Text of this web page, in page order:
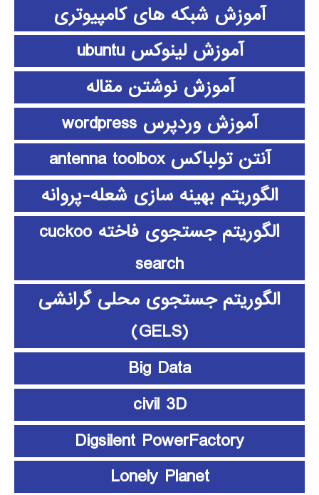
آموزش شبکه های کامپیوتری
آموزش لینوکس ubuntu
آموزش نوشتن مقاله
آموزش وردپرس wordpress
آنتن تولباکس antenna toolbox
الگوریتم بهینه سازی شعله-پروانه
الگوریتم جستجوی فاخته cuckoo
search
الگوریتم جستجوی محلی گرانشی
(GELS)
Big Data
civil 3D
Digsilent PowerFactory
Lonely Planet